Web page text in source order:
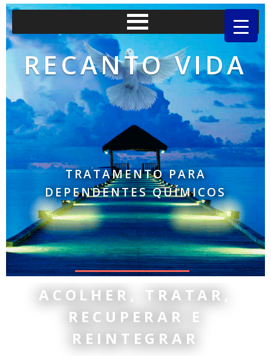
RECANTO VIDA
TRATAMENTO PARA
DEPENDENTES QUÍMICOS
ACOLHER, TRATAR,
RECUPERAR E
REINTEGRAR